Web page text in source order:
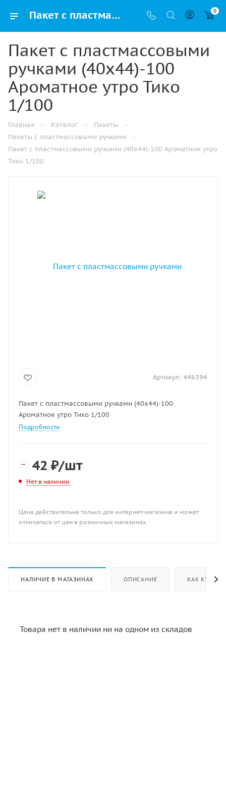
Пакет с пластмассовыми ручками (40х44)-100 Ароматное утро Тико 1/100 купить в Челябинске с доставкой оптом и в розницу 0
Пакет с пластмассовыми
ручками (40х44)-100
Ароматное утро Тико
1/100
Главная — Каталог — Пакеты —
Пакеты с пластмассовыми ручками —
Пакет с пластмассовыми ручками (40х44)-100 Ароматное утро
Тико 1/100
Артикул: 446394
Пакет с пластмассовыми ручками (40х44)-100
Ароматное утро Тико 1/100
Подробности
42 ₽/шт
Нет в наличии
Цена действительна только для интернет-магазина и может
отличаться от цен в розничных магазинах
НАЛИЧИЕ В МАГАЗИНАХ ОПИСАНИЕ КАК КУПИТЬ
Товара нет в наличии ни на одном из складов